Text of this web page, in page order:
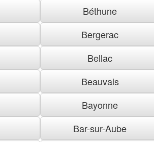
Béthune
Bergerac
Bellac
Beauvais
Bayonne
Bar-sur-Aube